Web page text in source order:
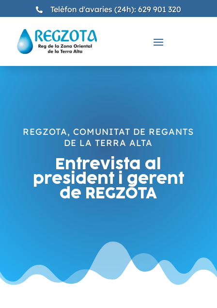
 Telèfon d'avaries (24h): 629 901 320
REGZOTA, COMUNITAT DE REGANTS
DE LA TERRA ALTA
Entrevista al
president i gerent
de REGZOTA